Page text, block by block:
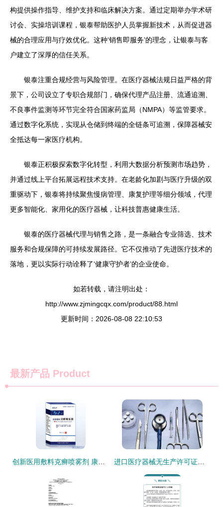
构提供操作指导、维护支持和临床解决方案。通过定期举办学术研
讨会、实操培训课程，银泰帮助医护人员掌握新技术，从而促进器
械的合理应用与疗效优化。这种‘销售即服务’的理念，让银泰与客
户建立了深厚的信任关系。
银泰注重合规经营与风险管理。在医疗器械法规日益严格的背
景下，公司设立了专职合规部门，确保代理产品注册、流通追溯、
不良事件监测等环节完全符合国家药监局（NMPA）等监管要求。
通过数字化系统，实现从仓储到终端的全链条可追溯，保障器械安
全抵达每一家医疗机构。
银泰正积极探索数字化转型，利用大数据分析预测市场趋势，
并通过线上平台拓展远程技术支持。在老龄化加剧与医疗升级的双
重驱动下，银泰将持续聚焦慢病管理、康复护理等细分领域，代理
更多智能化、家用化的医疗器械，让科技普惠健康生活。
银泰的医疗器械代理与销售之路，是一条融合专业筛选、技术
服务和合规保障的可持续发展路径。它不仅推动了先进医疗技术的
落地，更以实际行动诠释了‘健康守护者’的企业使命。
如若转载，请注明出处：
http://www.zjmingcqx.com/product/88.html
更新时间：2026-08-08 22:10:53
最新产品 Product